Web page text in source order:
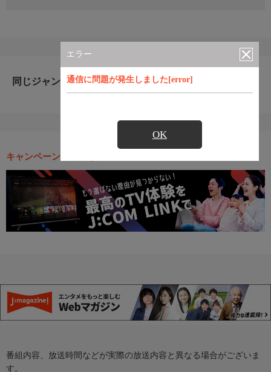
エラー
通信に問題が発生しました[error]
OK
同じジャンルのおすすめ番組
キャンペーン・お得な情報
番組内容、放送時間などが実際の放送内容と異なる場合がございま
す。